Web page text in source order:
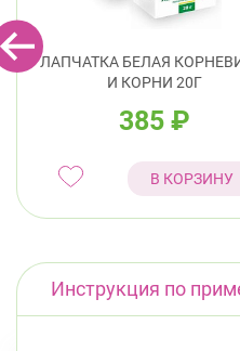
ЛАПЧАТКА БЕЛАЯ
И КОРНИ 20Г
385 ₽
В КОРЗИНУ
Инструкция по